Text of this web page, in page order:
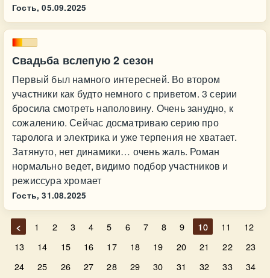
Гость, 05.09.2025
Свадьба вслепую 2 сезон
Первый был намного интересней. Во втором
участники как будто немного с приветом. 3 серии
бросила смотреть наполовину. Очень занудно, к
сожалению. Сейчас досматриваю серию про
таролога и электрика и уже терпения не хватает.
Затянуто, нет динамики… очень жаль. Роман
нормально ведет, видимо подбор участников и
режиссура хромает
Гость, 31.08.2025
< 1 2 3 4 5 6 7 8 9 10 11
12
13
14 15 16 17 18 19 20 21 22
23
24
25 26 27 28 29 30 31 32 33
34